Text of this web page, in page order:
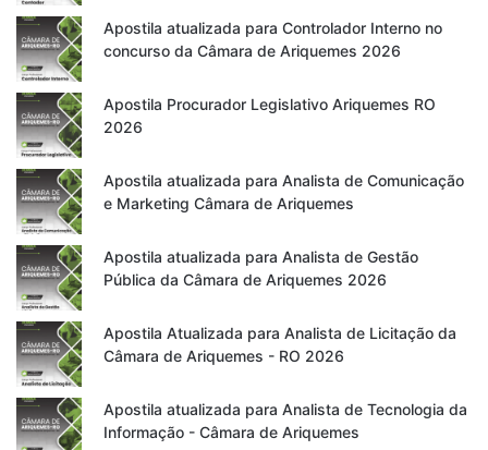
Apostila atualizada para Controlador Interno no
concurso da Câmara de Ariquemes 2026
Apostila Procurador Legislativo Ariquemes RO
2026
Apostila atualizada para Analista de Comunicação
e Marketing Câmara de Ariquemes
Apostila atualizada para Analista de Gestão
Pública da Câmara de Ariquemes 2026
Apostila Atualizada para Analista de Licitação da
Câmara de Ariquemes - RO 2026
Apostila atualizada para Analista de Tecnologia da
Informação - Câmara de Ariquemes